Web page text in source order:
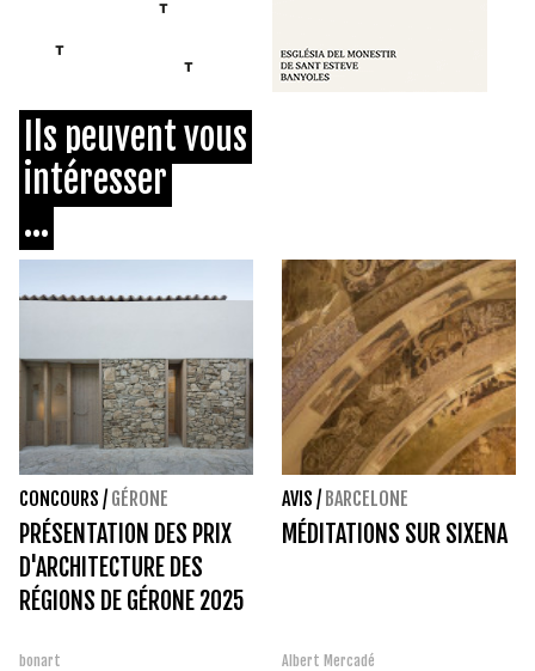
Ils peuvent vous
intéresser
...
CONCOURS / GÉRONE
PRÉSENTATION DES PRIX
D'ARCHITECTURE DES
RÉGIONS DE GÉRONE 2025
bonart
AVIS / BARCELONE
MÉDITATIONS SUR SIXENA
Albert Mercadé